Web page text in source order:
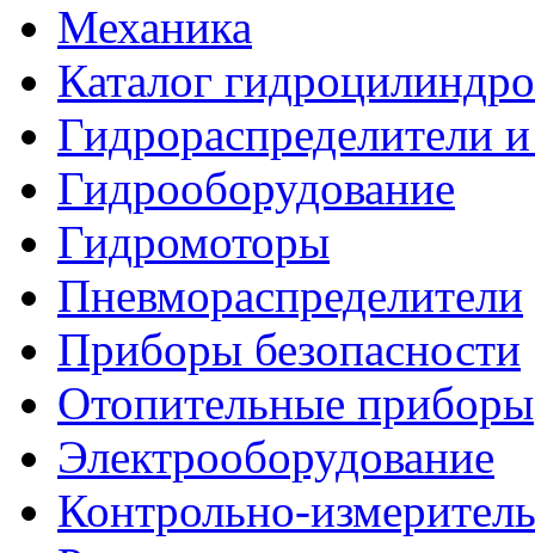
Механика
Каталог
Гидрораспределители
Гидрооборудование
Гидромоторы
Пневмораспределители
Приборы безопасности
Отопительные приборы
Электрооборудование
Контрольно-